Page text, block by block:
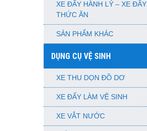
XE ĐẨY HÀNH LÝ – XE ĐẨY
THỨC ĂN
SẢN PHẨM KHÁC
DỤNG CỤ VỆ SINH
XE THU DỌN ĐỒ DƠ
XE ĐẨY LÀM VỆ SINH
XE VẮT NƯỚC